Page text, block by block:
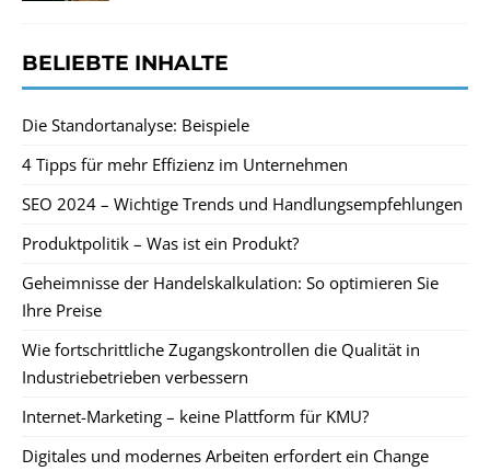
BELIEBTE INHALTE
Die Standortanalyse: Beispiele
4 Tipps für mehr Effizienz im Unternehmen
SEO 2024 – Wichtige Trends und Handlungsempfehlungen
Produktpolitik – Was ist ein Produkt?
Geheimnisse der Handelskalkulation: So optimieren Sie
Ihre Preise
Wie fortschrittliche Zugangskontrollen die Qualität in
Industriebetrieben verbessern
Internet-Marketing – keine Plattform für KMU?
Digitales und modernes Arbeiten erfordert ein Change